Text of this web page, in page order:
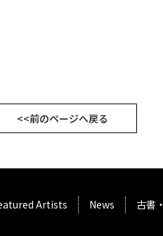
<<前のページへ戻る
Artists News 古書